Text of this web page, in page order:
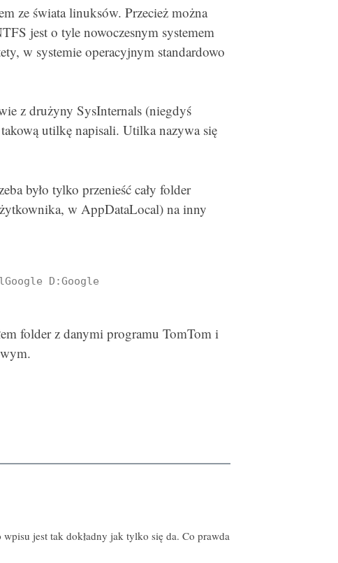
ze świata linuksów. Przecież można
jest o tyle nowoczesnym systemem
w systemie operacyjnym standardowo
z drużyny SysInternals (niegdyś
utilkę napisali. Utilka nazywa się
było tylko przenieść cały folder
w AppDataLocal) na inny
D:Google
folder z danymi programu TomTom i
wpisu jest tak dokładny jak tylko się da. Co prawda